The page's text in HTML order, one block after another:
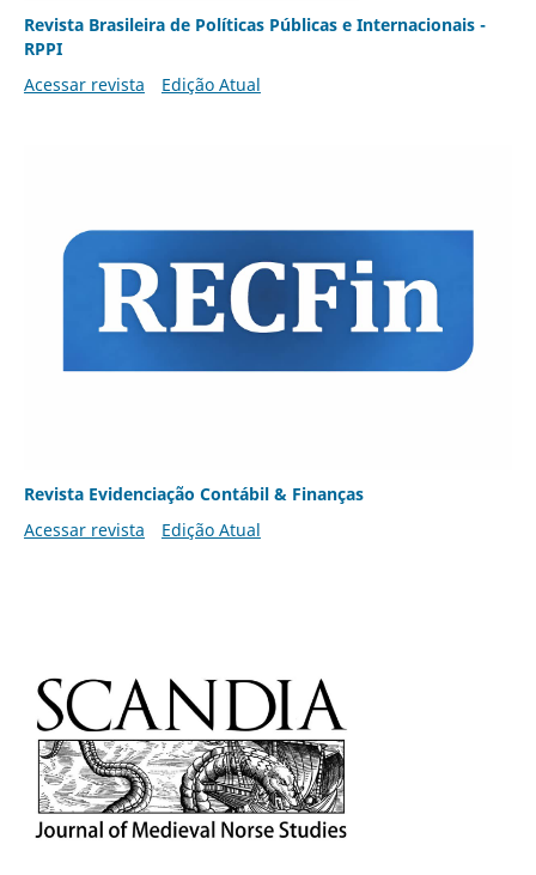
Revista Brasileira de Políticas Públicas e Internacionais -
RPPI
Acessar revista
Edição Atual
Revista Evidenciação Contábil & Finanças
Acessar revista
Edição Atual